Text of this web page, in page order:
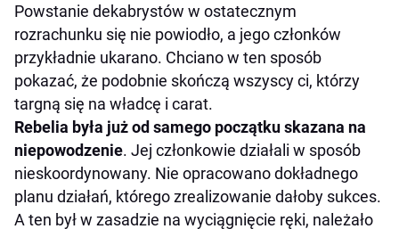
Powstanie dekabrystów w ostatecznym
rozrachunku się nie powiodło, a jego członków
przykładnie ukarano. Chciano w ten sposób
pokazać, że podobnie skończą wszyscy ci, którzy
targną się na władcę i carat.
Rebelia była już od samego początku skazana na
niepowodzenie. Jej członkowie działali w sposób
nieskoordynowany. Nie opracowano dokładnego
planu działań, którego zrealizowanie dałoby sukces.
A ten był w zasadzie na wyciągnięcie ręki, należało